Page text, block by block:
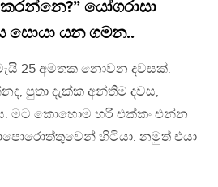
යෝගරාසා
සොයා යන ගමන..
මැයි 25 අමතක නොවන දවසක්.
පුතා දැක්ක අන්තිම දවස,
මට කොහොම හරි එක්කං එන්න
හිටියා. නමුත් එයා